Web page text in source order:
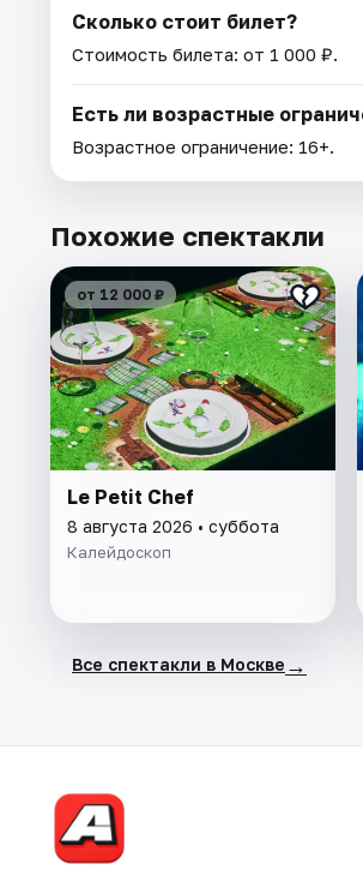
Сколько стоит билет?
Стоимость билета: от 1 000 ₽.
Есть ли возрастные
Возрастное ограничение: 16+.
Похожие спектакли
от 12 000 ₽
Le Petit Chef
8 августа 2026 • суббота
Калейдоскоп
Все спектакли в Москве →